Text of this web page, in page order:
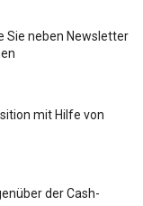
Sie neben Newsletter
mit Hilfe von
der Cash-